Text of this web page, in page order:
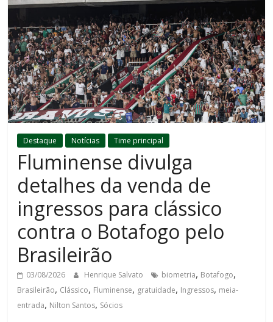
Destaque Notícias Time principal
Fluminense divulga
detalhes da venda de
ingressos para clássico
contra o Botafogo pelo
Brasileirão
03/08/2026 Henrique Salvato biometria, Botafogo,
Brasileirão, Clássico, Fluminense, gratuidade, Ingressos, meia-
entrada, Nilton Santos, Sócios